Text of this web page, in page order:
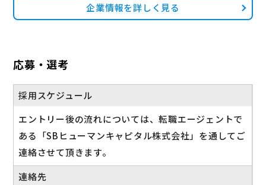
企業情報を詳しく見る
応募・選考
採用スケジュール
エントリー後の流れについては、転職エージェントで
ある「SBヒューマンキャピタル株式会社」を通してご
連絡させて頂きます。
連絡先